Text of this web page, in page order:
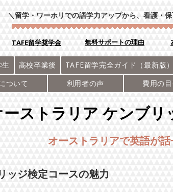
＼留学・ワーホリでの語学力アップから、看護・
​TAFE留学奨学金 ​無料サポートの理由
生 高校卒業後 TAFE留学完全ガイド（最新版）
ついて
利用者の声 費用の
ーストラリア ケンブリ
オーストラリアで英語が
ッジ検定コースの魅力